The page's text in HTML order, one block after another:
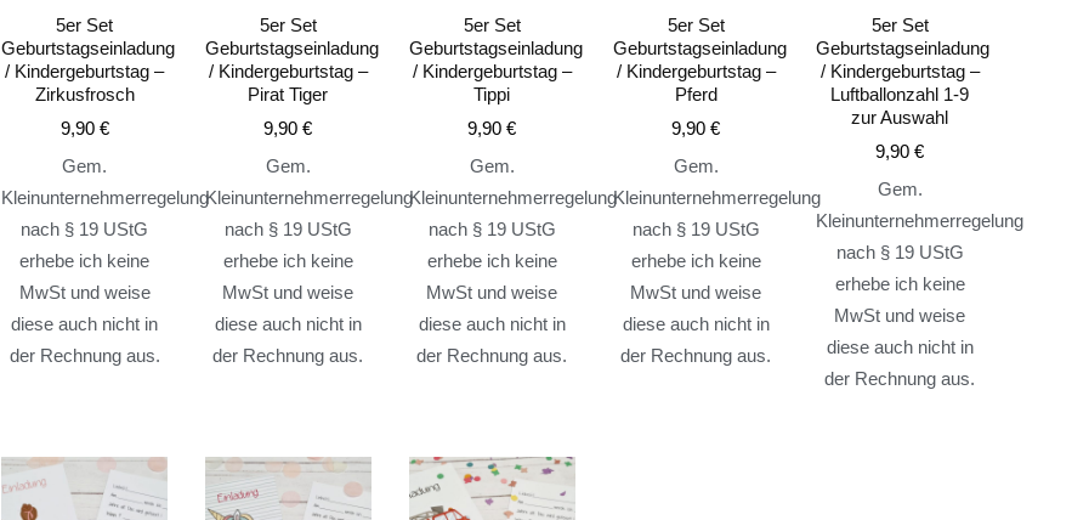
5er Set
Geburtstagseinladung
/ Kindergeburtstag –
Zirkusfrosch
9,90 €
Gem.
Kleinunternehmerregelung
nach § 19 UStG
erhebe ich keine
MwSt und weise
diese auch nicht in
der Rechnung aus.
5er Set
Geburtstagseinladung
/ Kindergeburtstag –
Pirat Tiger
9,90€
Gem.
Kleinunternehmerregelung
nach § 19 UStG
erhebe ich keine
MwSt und weise
diese auch nicht in
der Rechnung aus.
5er Set
Geburtstagseinladung
/ Kindergeburtstag –
Tippi
9,90€
Gem.
Kleinunternehmerregelung
nach § 19 UStG
erhebe ich keine
MwSt und weise
diese auch nicht in
der Rechnung aus.
5er Set
Geburtstagseinladung
/ Kindergeburtstag –
Pferd
9,90€
Gem.
Kleinunternehmerregelung
nach § 19 UStG
erhebe ich keine
MwSt und weise
diese auch nicht in
der Rechnung aus.
5er Set
Geburtstagseinladung
/ Kindergeburtstag –
Luftballonzahl 1-9
zur Auswahl
9,90 €
Gem.
Kleinunternehmerregelung
nach § 19 UStG
erhebe ich keine
MwSt und weise
diese auch nicht in
der Rechnung aus.